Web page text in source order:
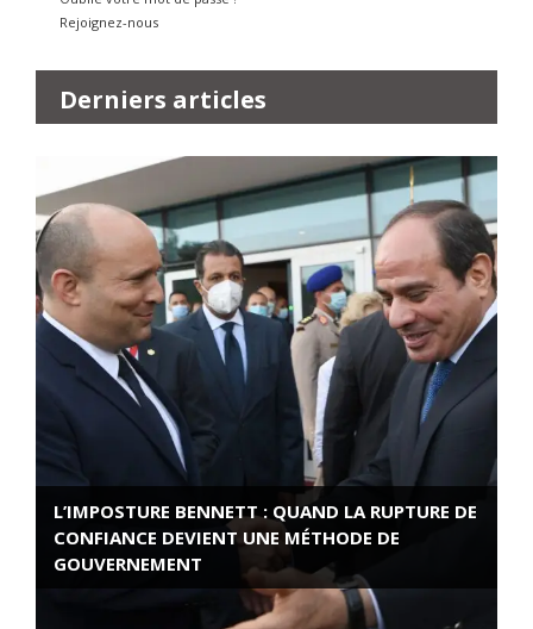
Rejoignez-nous
Derniers articles
L’IMPOSTURE BENNETT : QUAND LA RUPTURE DE
CONFIANCE DEVIENT UNE MÉTHODE DE
GOUVERNEMENT